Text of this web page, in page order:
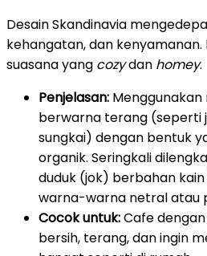
Desain Skandinavia
kehangatan, dan
suasana yang cozydan homey.
Penjelasan:
berwarna terang (seperti
sungkai) dengan bentuk
organik. Seringkali
duduk (jok) berbahan
warna-warna netral atau
Cocok untuk:Cafe
bersih, terang, dan ingin